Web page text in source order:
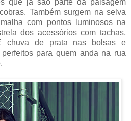
Também surgem na selva
com pontos luminosos na
dos acessórios com tachas,
chuva de prata nas bolsas e
para quem anda na rua